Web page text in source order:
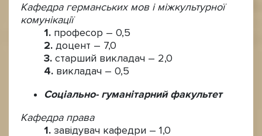
Кафедра германських мов і міжкультурної
комунікації
професор – 0,5
доцент – 7,0
старший викладач – 2,0
викладач – 0,5
Соціально- гуманітарний факультет
Кафедра права
завідувач кафедри – 1,0